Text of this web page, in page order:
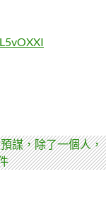
疑似被「陰婚配」